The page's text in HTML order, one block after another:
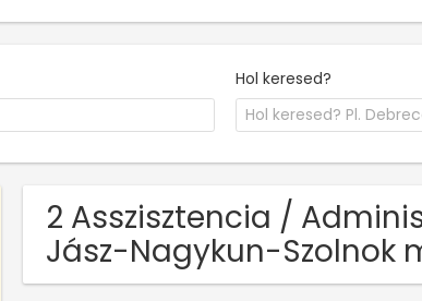
Hol keresed?
2 Asszisztencia /
Jász-Nagykun-Szolnok